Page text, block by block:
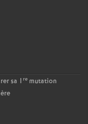
sa 1 re mutation